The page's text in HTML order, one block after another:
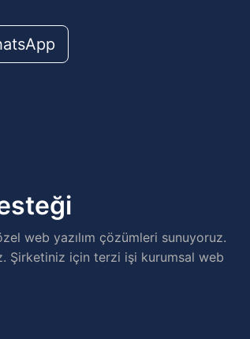
web yazılım çözümleri sunuyoruz.
Şirketiniz için terzi işi kurumsal web